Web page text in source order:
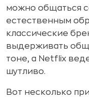
можно общаться
естественным
классические
выдерживать
тоне, а Netflix
шутливо.
Вот несколько